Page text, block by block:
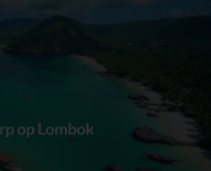
op Lombok